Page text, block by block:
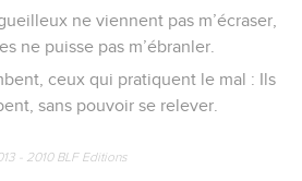
ne viennent pas m’écraser,
ne puisse pas m’ébranler.
ceux qui pratiquent le mal : Ils
sans pouvoir se relever.
- 2010 BLF Editions